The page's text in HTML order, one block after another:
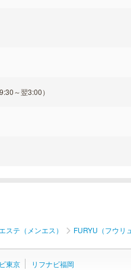
～翌3:00）
ステ（メンエス） FURYU（フウリ
東京 リフナビ福岡